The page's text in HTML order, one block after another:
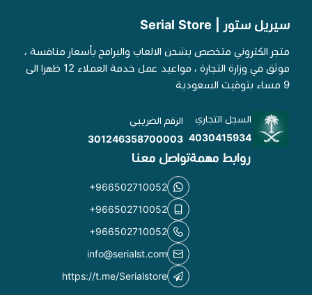
سيريل ستور | Serial Store
متجر الكتروني متخصص بشحن الالعاب والبرامج بأسعار منافسة ،
موثق في وزارة التجارة ، مواعيد عمل خدمة العملاء 12 ظهرا الى
9 مساء بتوقيت السعودية
السجل التجاري
4030415934
الرقم الضريبي
301246358700003
روابط مهمةتواصل معنا
+966502710052
+966502710052
+966502710052
info@serialst.com
https://t.me/Serialstore